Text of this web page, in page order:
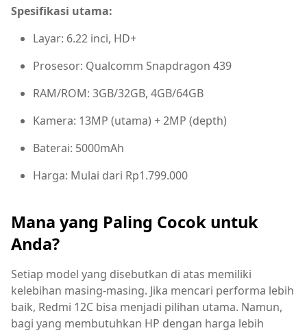
Spesifikasi utama:
Layar: 6.22 inci, HD+
Prosesor: Qualcomm Snapdragon 439
RAM/ROM: 3GB/32GB, 4GB/64GB
Kamera: 13MP (utama) + 2MP (depth)
Baterai: 5000mAh
Harga: Mulai dari Rp1.799.000
Mana yang Paling Cocok untuk
Anda?
Setiap model yang disebutkan di atas memiliki
kelebihan masing-masing. Jika mencari performa lebih
baik, Redmi 12C bisa menjadi pilihan utama. Namun,
bagi yang membutuhkan HP dengan harga lebih